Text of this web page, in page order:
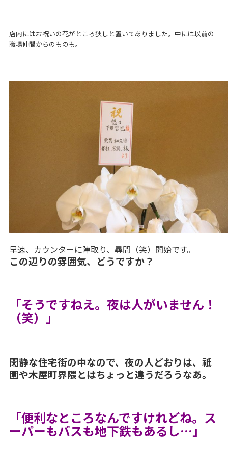
店内にはお祝いの花がところ狭しと置いてありました。中には以前の
職場仲間からのものも。
早速、カウンターに陣取り、尋問（笑）開始です。
この辺りの雰囲気、どうですか？
「そうですねえ。夜は人がいません！
（笑）」
閑静な住宅街の中なので、夜の人どおりは、祇
園や木屋町界隈とはちょっと違うだろうなあ。
「便利なところなんですけれどね。ス
ーパーもバスも地下鉄もあるし…」